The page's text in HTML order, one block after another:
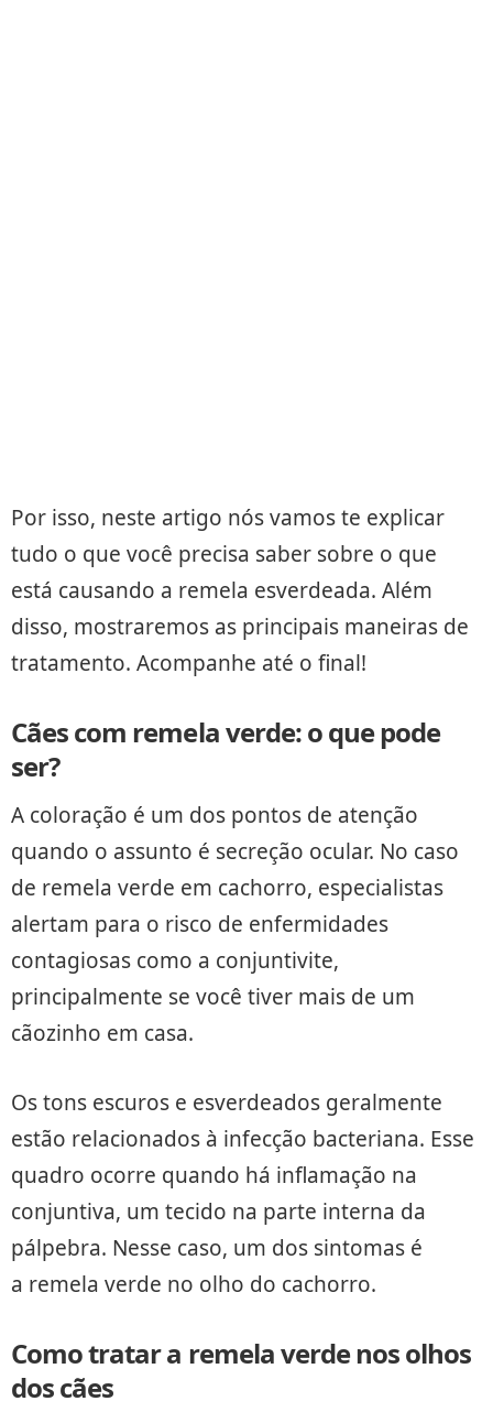
Por isso, neste artigo nós vamos te explicar
tudo o que você precisa saber sobre o que
está causando a remela esverdeada. Além
disso, mostraremos as principais maneiras de
tratamento. Acompanhe até o final!
Cães com remela verde: o que pode
ser?
A coloração é um dos pontos de atenção
quando o assunto é secreção ocular. No caso
de remela verde em cachorro, especialistas
alertam para o risco de enfermidades
contagiosas como a conjuntivite,
principalmente se você tiver mais de um
cãozinho em casa.
Os tons escuros e esverdeados geralmente
estão relacionados à infecção bacteriana. Esse
quadro ocorre quando há inflamação na
conjuntiva, um tecido na parte interna da
pálpebra. Nesse caso, um dos sintomas é
a remela verde no olho do cachorro.
Como tratar a remela verde nos olhos
dos cães